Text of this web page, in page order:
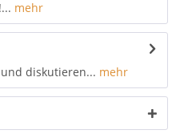
mehr
diskutieren... mehr